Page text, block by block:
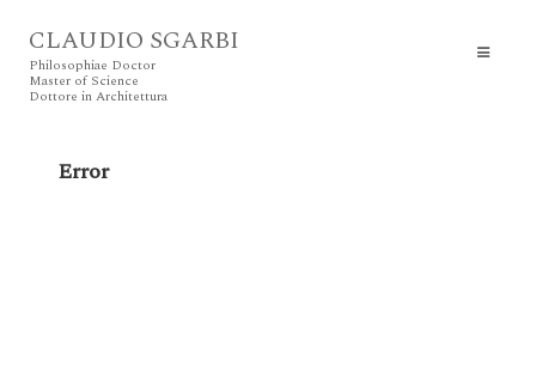
CLAUDIO SGARBI
Philosophiae Doctor
Master of Science
Dottore in Architettura
Error